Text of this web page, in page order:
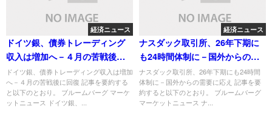
経済ニュース
ドイツ銀、債券トレーディング
収入は増加へ－４月の苦戦後に
回復
ドイツ銀、債券トレーディング収入は増加
へ－４月の苦戦後に回復 記事を要約する
と以下のとおり。 ブルームバーグ マーケ
ットニュース ドイツ銀、...
経済ニュース
ナスダック取引所、26年下期に
も24時間体制に－国外からの需
要に応え
ナスダック取引所、26年下期にも24時間
体制に－国外からの需要に応え 記事を要
約すると以下のとおり。 ブルームバーグ
マーケットニュース ナ...